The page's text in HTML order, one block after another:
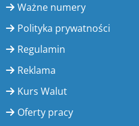
Ważne numery
Polityka prywatności
Regulamin
Reklama
Kurs Walut
Oferty pracy